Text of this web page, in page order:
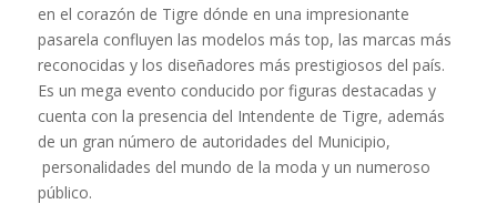
en el corazón de Tigre dónde en una impresionante
pasarela confluyen las modelos más top, las marcas más
reconocidas y los diseñadores más prestigiosos del país.
Es un mega evento conducido por figuras destacadas y
cuenta con la presencia del Intendente de Tigre, además
de un gran número de autoridades del Municipio,
personalidades del mundo de la moda y un numeroso
público.